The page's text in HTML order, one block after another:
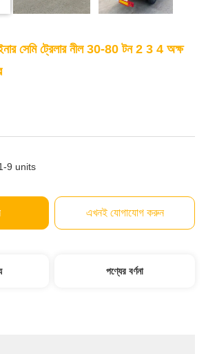
সেমি ট্রেলার নীল 30-80 টন 2 3 4 অক্ষ
9 units
এখনই যোগাযোগ করুন
পণ্যের বর্ণনা